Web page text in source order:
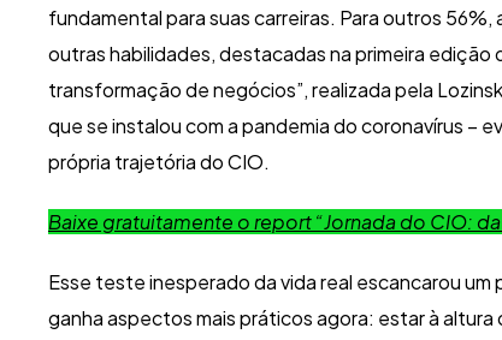
fundamental para suas carreiras. Para outros
outras habilidades, destacadas na primeira edição
transformação de negócios”, realizada pela
que se instalou com a pandemia do coronavírus –
própria trajetória do CIO.
Baixe gratuitamente o report “Jornada do CIO:
Esse teste inesperado da vida real escancarou um
ganha aspectos mais práticos agora: estar à